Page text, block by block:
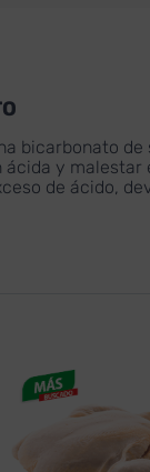
bicarbonato
y
de ácido,